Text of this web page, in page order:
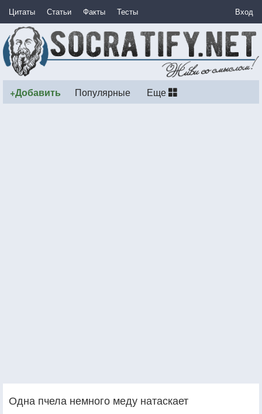
Цитаты Статьи Факты Тесты Вход
+Добавить Популярные Еще
Одна пчела немного меду натаскает